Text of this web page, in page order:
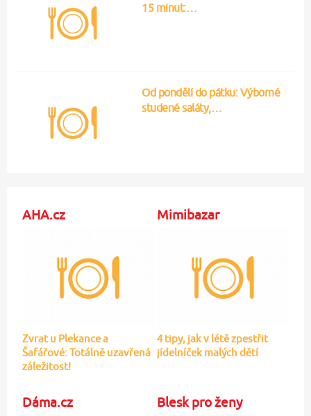
15 minut:…
Od pondělí do pátku: Výborné
studené saláty,…
AHA.cz
Zvrat u Plekance a
Šafářové: Totálně uzavřená
záležitost!
Mimibazar
4 tipy, jak v létě zpestřit
jídelníček malých dětí
Dáma.cz Blesk pro ženy